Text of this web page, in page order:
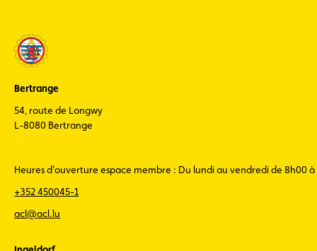
Bertrange
54, route de Longwy
L-8080 Bertrange
Heures d'ouverture espace membre : Du lundi au vendredi de 8h00 à
+352 450045-1
acl@acl.lu